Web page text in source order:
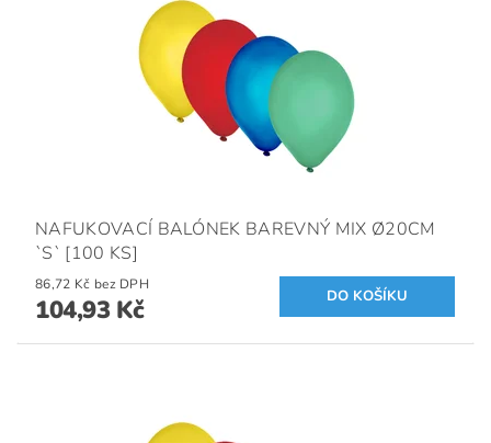
NAFUKOVACÍ BALÓNEK BAREVNÝ MIX Ø20CM
`S` [100 KS]
86,72 Kč bez DPH
104,93 Kč